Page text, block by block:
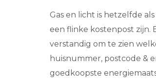
Gas en licht is hetzelfde
een flinke kostenpost zijn.
verstandig om te zien
huisnummer, postcode &
goedkoopste